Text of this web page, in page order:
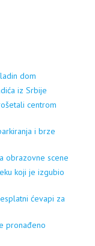
dom
iz Srbije
centrom
i brze
obrazovne scene
koji je izgubio
ćevapi za
pronađeno